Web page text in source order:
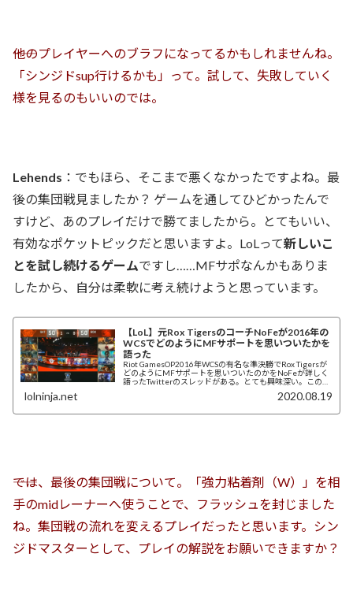
――他のプレイヤーへのブラフになってるかもしれませんね。
「シンジドsup行けるかも」って。試して、失敗していく
様を見るのもいいのでは。
Lehends ：でもほら、そこまで悪くなかったですよね。最
後の集団戦見ましたか？ ゲームを通してひどかったんで
すけど、あのプレイだけで勝てましたから。とてもいい、
有効なポケットピックだと思いますよ。LoLって新しいこ
とを試し続けるゲームですし……MFサポなんかもありま
したから、自分は柔軟に考え続けようと思っています。
【LoL】元Rox TigersのコーチNoFeが2016年の
WCSでどのようにMFサポートを思いついたかを
語った
Riot GamesOP2016年WCSの有名な準決勝でRox Tigersが
どのようにMFサポートを思いついたのかをNoFeが詳しく
語ったTwitterのスレッドがある。とても興味深い。この種
lolninja.net 2020.08.19
――では、最後の集団戦について。「強力粘着剤（W）」を相
手のmidレーナーへ使うことで、フラッシュを封じました
ね。集団戦の流れを変えるプレイだったと思います。シン
ジドマスターとして、プレイの解説をお願いできますか？